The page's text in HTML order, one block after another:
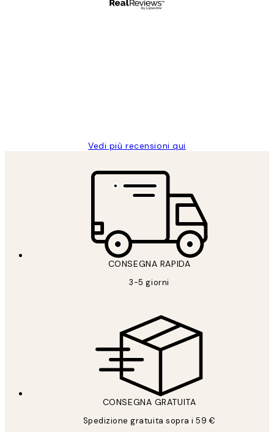
Vedi più recensioni qui
CONSEGNA RAPIDA
3-5 giorni
CONSEGNA GRATUITA
Spedizione gratuita sopra i 59 €